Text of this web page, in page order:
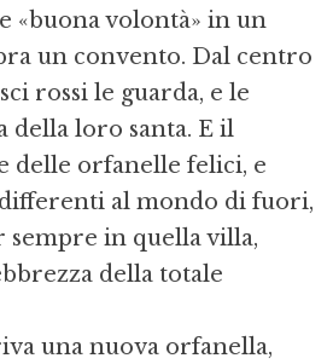
«buona volontà» in un
un convento. Dal centro
rossi le guarda, e le
della loro santa. E il
delle orfanelle felici, e
al mondo di fuori,
in quella villa,
della totale
una nuova orfanella,